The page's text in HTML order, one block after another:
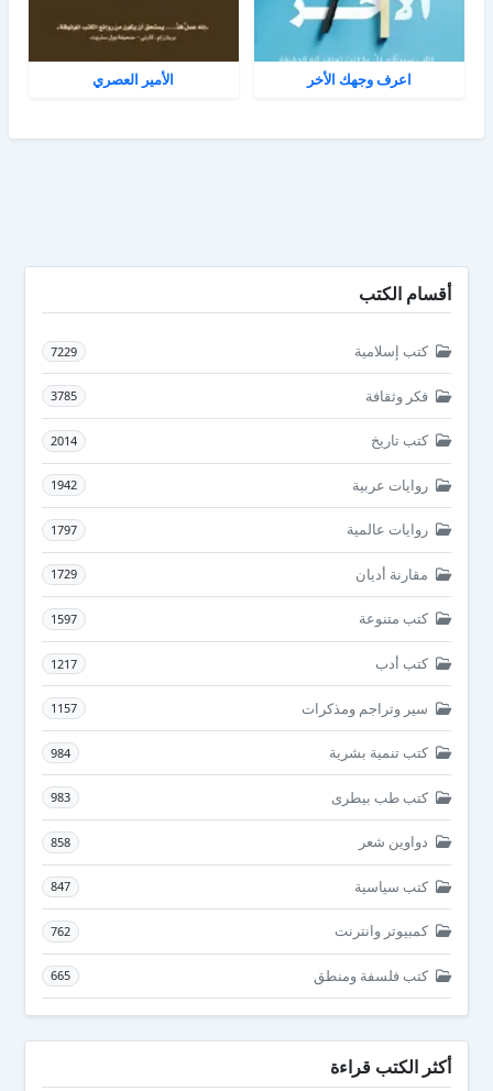
اعرف وجهك الأخر الأمير العصري
أقسام الكتب
كتب إسلامية 7229
فكر وثقافة 3785
كتب تاريخ 2014
روايات عربية 1942
روايات عالمية 1797
مقارنة أديان 1729
كتب متنوعة 1597
كتب أدب 1217
سير وتراجم ومذكرات 1157
كتب تنمية بشرية 984
كتب طب بيطرى 983
دواوين شعر 858
كتب سياسية 847
كمبيوتر وانترنت 762
كتب فلسفة ومنطق 665
أكثر الكتب قراءة